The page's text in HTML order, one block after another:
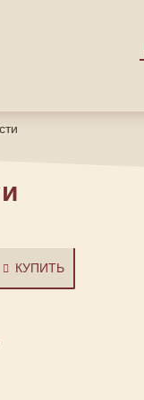
КУПИТЬ